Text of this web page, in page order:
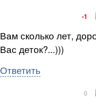
-1
Вам сколько лет,
Вас деток?...)))
Ответить
0